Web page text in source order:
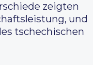
zeigten
und
tschechischen